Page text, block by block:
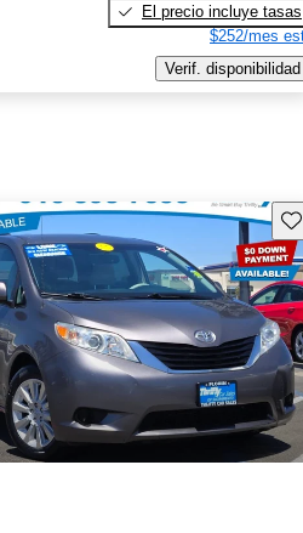
El precio incluye tasas
$252/mes
Verif. disponibilidad